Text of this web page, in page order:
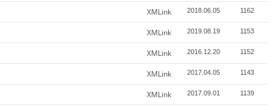
XMLink 2018.06.05 1162
XMLink 2019.08.19 1153
XMLink 2016.12.20 1152
XMLink 2017.04.05 1143
XMLink 2017.09.01 1139